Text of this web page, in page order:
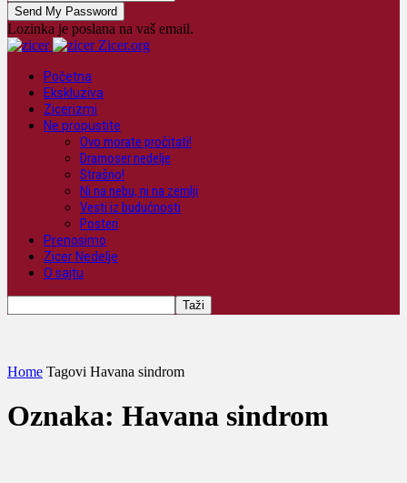
Lozinka je poslana na vaš email.
Zicer.org
Početna
Ekskluziva
Zicerizmi
Ne propustite
Ovo morate pročitati!
Dramoser nedelje
Strašno!
Ni na nebu, ni na zemlji
Vesti iz budućnosti
Posteri
Prenosimo
Zicer Nedelje
O sajtu
Home Tagovi Havana sindrom
Oznaka: Havana sindrom